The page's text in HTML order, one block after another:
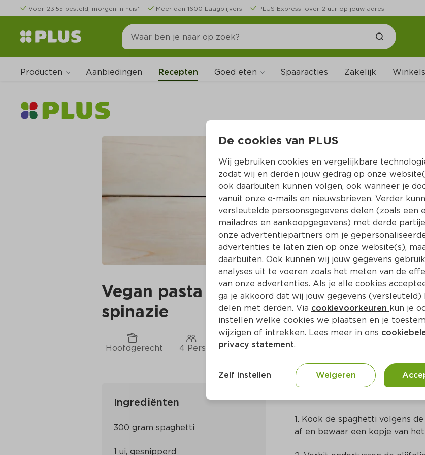
Voor 23:55 besteld, morgen in huis* Meer dan 1600 Laagblijvers PLUS Express: over 2 uur op jouw adres
Producten Aanbiedingen Recepten Goed eten Spaaracties Zakelijk Winkels
Vegan pasta carbonara met
spinazie
Hoofdgerecht 4 Pers. Ca. 20 Min Europees
Ingrediënten
300 gram spaghetti
1 ui, gesnipperd
Bereidingswijze
1. Kook de spaghetti volgens
af en bewaar een kopje van
De cookies van PLUS
Wij gebruiken cookies en vergelijkbare
zodat wij en derden jouw gedrag op onze
ook daarbuiten kunnen volgen, ook wanneer je
vanuit onze e-mails en nieuwsbrieven. Verder
versleutelde persoonsgegevens delen (zoals een
mailadres en aankoopgegevens) met derde
onze advertentiepartners om je
advertenties te laten zien op onze website(s),
daarbuiten. Ook kunnen wij jouw gegevens
analyses uit te voeren zoals het meten van de
van onze advertenties. Als je alle cookies
ga je akkoord dat wij jouw gegevens (versleuteld)
delen met derden. Via cookievoorkeuren kun je
instellen welke cookies we plaatsen en je
wijzigen of intrekken. Lees meer in ons
privacy statement.
Zelf instellen Weigeren